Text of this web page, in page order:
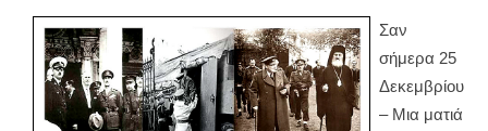
Σαν
σήμερα 25
Δεκεμβρίου
– Μια ματιά